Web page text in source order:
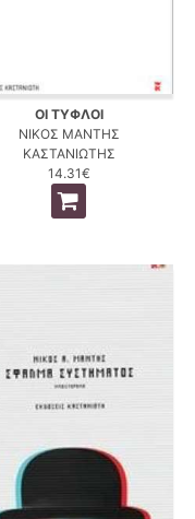
ΟΙ ΤΥΦΛΟΙ
ΝΙΚΟΣ ΜΑΝΤΗΣ
ΚΑΣΤΑΝΙΩΤΗΣ
14.31€